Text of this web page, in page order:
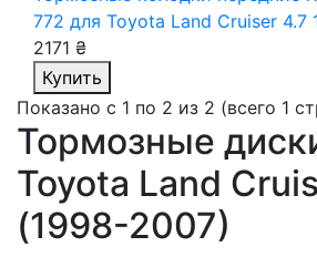
772 для Toyota Land Cruiser 4.7
2171 ₴
Купить
Показано с 1 по 2 из 2 (всего 1
Тормозные
Toyota Land
(1998-2007)